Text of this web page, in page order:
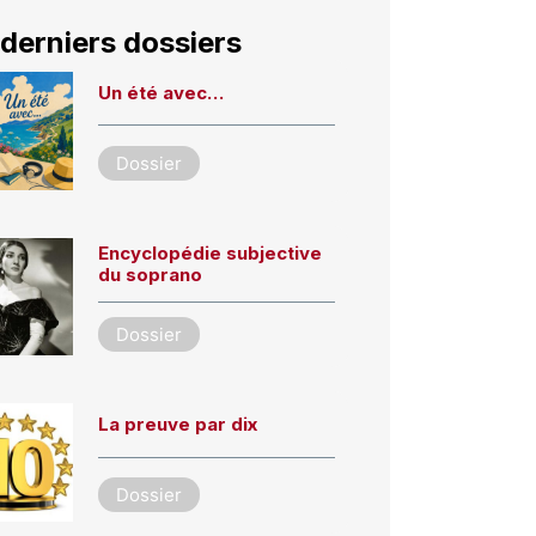
dossiers
Un été avec…
Dossier
Encyclopédie subjective
du soprano
Dossier
La preuve par dix
Dossier